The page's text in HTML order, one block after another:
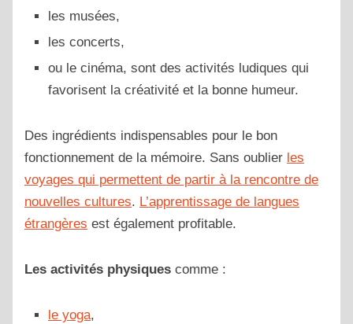
les musées,
les concerts,
ou le cinéma, sont des activités ludiques qui
favorisent la créativité et la bonne humeur.
Des ingrédients indispensables pour le bon
fonctionnement de la mémoire. Sans oublier les
voyages qui permettent de partir à la rencontre de
nouvelles cultures. L’apprentissage de langues
étrangères est également profitable.
Les activités physiques comme :
le yoga,